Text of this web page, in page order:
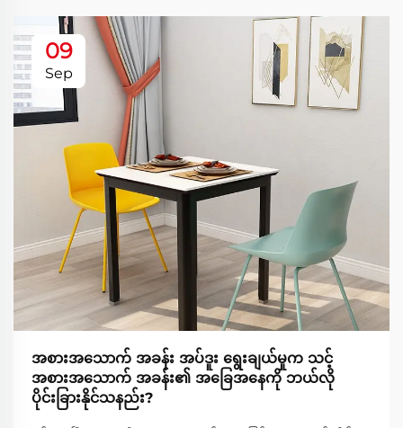
09
Sep
အစားအသောက် အခန်း အပ်ဒူး ရွေးချယ်မှုက သင့်
အစားအသောက် အခန်း၏ အခြေအနေကို ဘယ်လို
ပိုင်းခြားနိုင်သနည်း?